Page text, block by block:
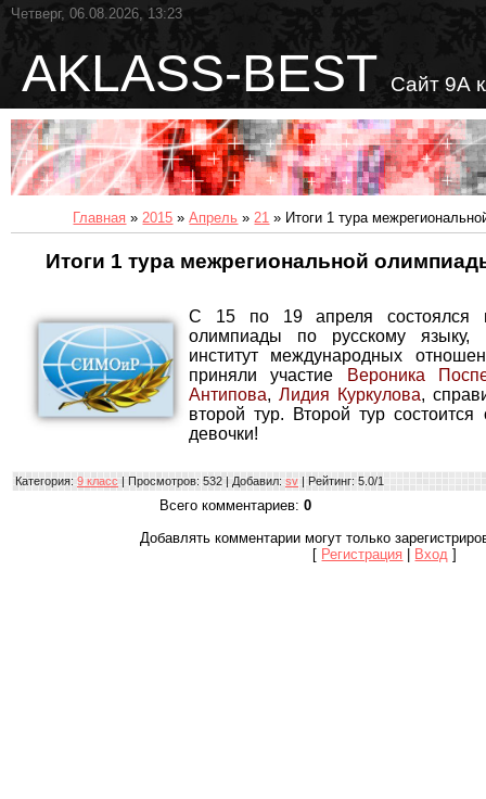
Четверг, 06.08.2026, 13:23
AKLASS-BEST Сайт 9А
Главная » 2015 » Апрель » 21 » Итоги 1 тура
Итоги 1 тура межрегиональной
С 15 по 19 апреля состоялся
олимпиады по русскому языку,
институт международных
приняли участие
Вероника
Антипова, Лидия Куркулова,
второй тур. Второй тур
девочки!
Категория: 9 класс | Просмотров: 532 | Добавил: sv | Рейтинг: 5.0/1
Всего комментариев: 0
Добавлять комментарии могут только
[ Регистрация Вход ]